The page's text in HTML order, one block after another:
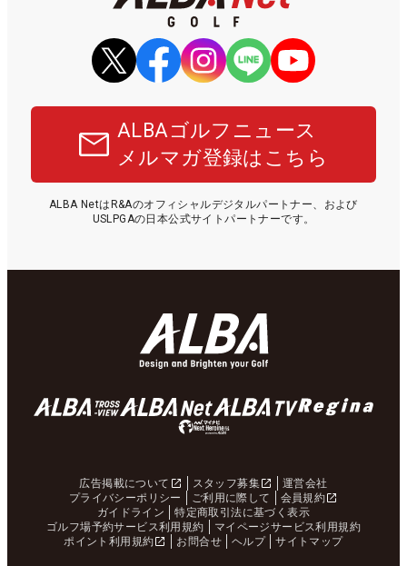
ALBAゴルフニュース
メルマガ登録はこちら
ALBA NetはR&Aのオフィシャルデジタルパートナー、および
USLPGAの日本公式サイトパートナーです。
広告掲載について スタッフ募集
運営会社
プライバシーポリシー
ご利用に際して
会員規約
ガイドライン
特定商取引法に基づく表示
ゴルフ場予約サービス利用規約
マイページサービス利用規約
ポイント利用規約
お問合せ ヘルプ サイトマップ